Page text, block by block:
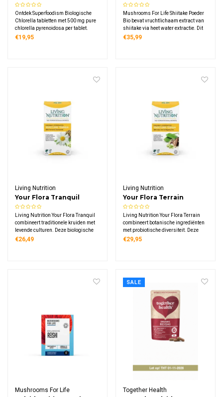
500mg Bio
Ontdek Superfoodism Biologische
Chlorella tabletten met 500 mg pure
chlorella pyrenoidosa per tablet.
Deze 100% biologische microalg
€19,95
Poeder Bio
Mushrooms For Life Shiitake Poeder
Bio bevat vruchtlichaam extract van
shiitake via heet water extractie. Dit
biologische supplement levert 1000
€35,99
Living Nutrition
Your Flora Tranquil
Gefermenteerde Venkel
Kamille Bio
Living Nutrition Your Flora Tranquil
combineert traditionele kruiden met
levende culturen. Deze biologische
formule bevat gefermenteerde venkel
€26,49
Living Nutrition
Your Flora Terrain
Gefermenteerde Aloë
Vera Bio
Living Nutrition Your Flora Terrain
combineert botanische ingrediënten
met probiotische diversiteit. Deze
formule bevat aloë vera blad en rode
€29,95
Mushrooms For Life
SALE
Together Health